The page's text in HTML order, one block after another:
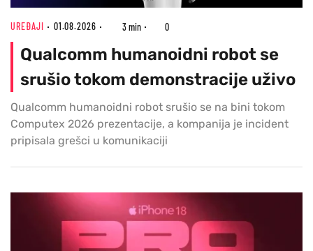
UREĐAJI 01.08.2026 3 min 0
Qualcomm humanoidni robot se
srušio tokom demonstracije uživo
Qualcomm humanoidni robot srušio se na bini tokom
Computex 2026 prezentacije, a kompanija je incident
pripisala grešci u komunikaciji